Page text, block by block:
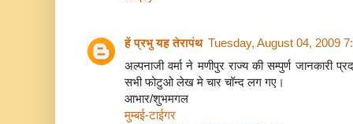
हें प्रभु यह तेरापंथ Tuesday, August 04, 2009
अल्पनाजी वर्मा ने मणीपुर राज्य की सम्पुर्ण जानकारी
सभी फोटुओ लेख मे चार चॉन्द लग गए।
आभार/शुभमगल
मुम्बई-टाईगर